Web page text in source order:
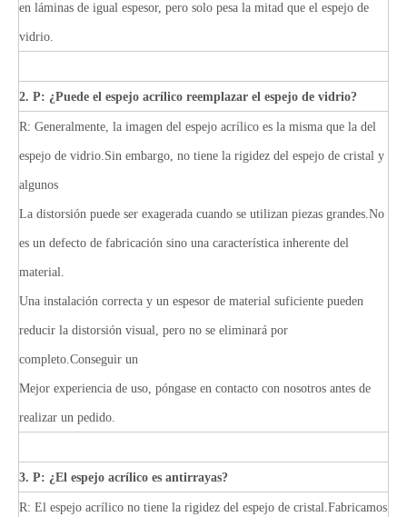
en láminas de igual espesor, pero solo pesa la mitad que el espejo de
vidrio.
2. P: ¿Puede el espejo acrílico reemplazar el espejo de vidrio?
R: Generalmente, la imagen del espejo acrílico es la misma que la del
espejo de vidrio.Sin embargo, no tiene la rigidez del espejo de cristal y
algunos
La distorsión puede ser exagerada cuando se utilizan piezas grandes.No
es un defecto de fabricación sino una característica inherente del
material.
Una instalación correcta y un espesor de material suficiente pueden
reducir la distorsión visual, pero no se eliminará por
completo.Conseguir un
Mejor experiencia de uso, póngase en contacto con nosotros antes de
realizar un pedido.
3. P: ¿El espejo acrílico es antirrayas?
R: El espejo acrílico no tiene la rigidez del espejo de cristal.Fabricamos